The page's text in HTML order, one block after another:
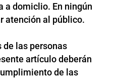
a domiclio. En ningún
atención al público.
las personas
artículo deberán
de las